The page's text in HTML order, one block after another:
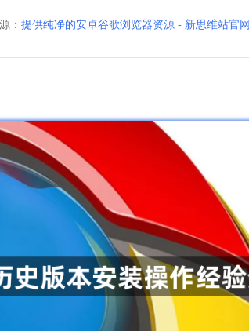
： 提供纯净的安卓谷歌浏览器资源 - 新思维站官网